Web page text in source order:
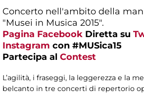
Concerto nell'ambito della
"Musei in Musica 2015".
Pagina Facebook Diretta su
Instagram con #MUSica15
Partecipa al Contest
L’agilità, i fraseggi, la leggerezza e la
belcanto in tre concerti di repertorio